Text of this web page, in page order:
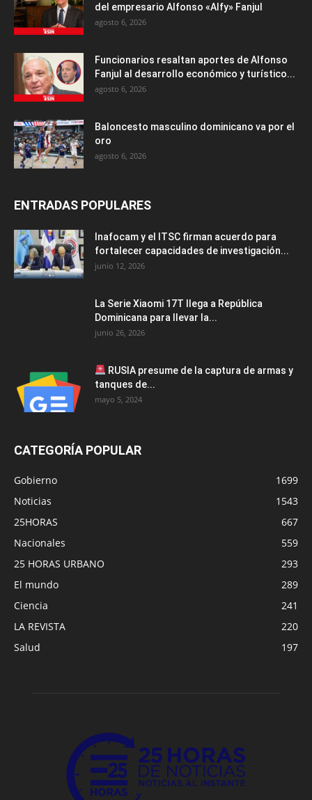
del empresario Alfonso «Alfy» Fanjul
agosto 6, 2026
Funcionarios resaltan aportes de Alfonso
Fanjul al desarrollo económico y turístico...
agosto 6, 2026
Baloncesto masculino dominicano va por el
oro
agosto 6, 2026
ENTRADAS POPULARES
Inafocam y el ITSC firman acuerdo para
fortalecer capacidades de investigación...
junio 12, 2026
La Serie Xiaomi 17T llega a República
Dominicana para llevar la...
junio 26, 2026
RUSIA presume de la captura de armas y
tanques de...
mayo 5, 2024
CATEGORÍA POPULAR
Gobierno
1699
Noticias
1543
25HORAS
667
Nacionales
559
25 HORAS URBANO
293
El mundo
289
Ciencia
241
LA REVISTA
220
Salud
197